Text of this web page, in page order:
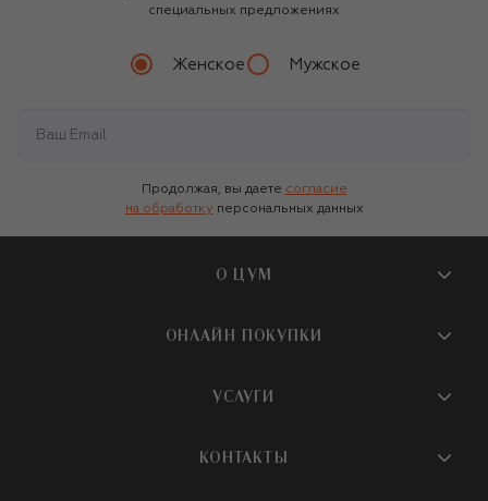
специальных предложениях
Женское Мужское
Продолжая, вы даете согласие
на обработку персональных данных
О ЦУМ
О магазине
Бутики и ПВЗ ЦУМ
ОНЛАЙН ПОКУПКИ
Доставка
УСЛУГИ
КОНТАКТЫ